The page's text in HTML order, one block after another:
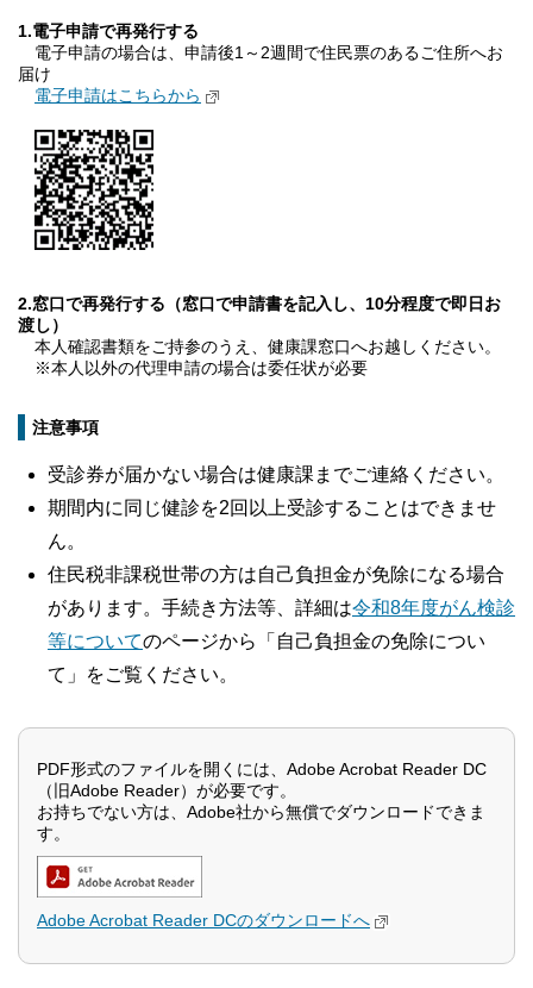
1.電子申請で再発行する
電子申請の場合は、申請後1～2週間で住民票のあるご住所へお
届け
電子申請はこちらから
2.窓口で再発行する（窓口で申請書を記入し、10分程度で即日お
渡し）
本人確認書類をご持参のうえ、健康課窓口へお越しください。
※本人以外の代理申請の場合は委任状が必要
注意事項
受診券が届かない場合は健康課までご連絡ください。
期間内に同じ健診を2回以上受診することはできませ
ん。
住民税非課税世帯の方は自己負担金が免除になる場合
があります。手続き方法等、詳細は令和8年度がん検診
等についてのページから「自己負担金の免除につい
て」をご覧ください。
PDF形式のファイルを開くには、Adobe Acrobat Reader DC
（旧Adobe Reader）が必要です。
お持ちでない方は、Adobe社から無償でダウンロードできま
す。
Adobe Acrobat Reader DCのダウンロードへ